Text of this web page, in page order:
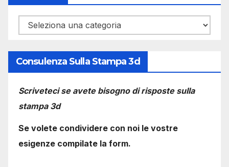
Categorie
Consulenza Sulla Stampa 3d
Scriveteci se avete bisogno di risposte sulla
stampa 3d
Se volete condividere con noi le vostre
esigenze compilate la form.